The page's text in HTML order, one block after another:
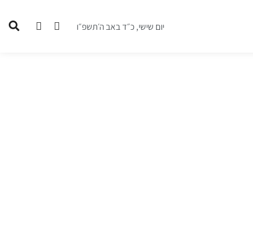
יום שישי, כ״ד באב ה׳תשפ״ו